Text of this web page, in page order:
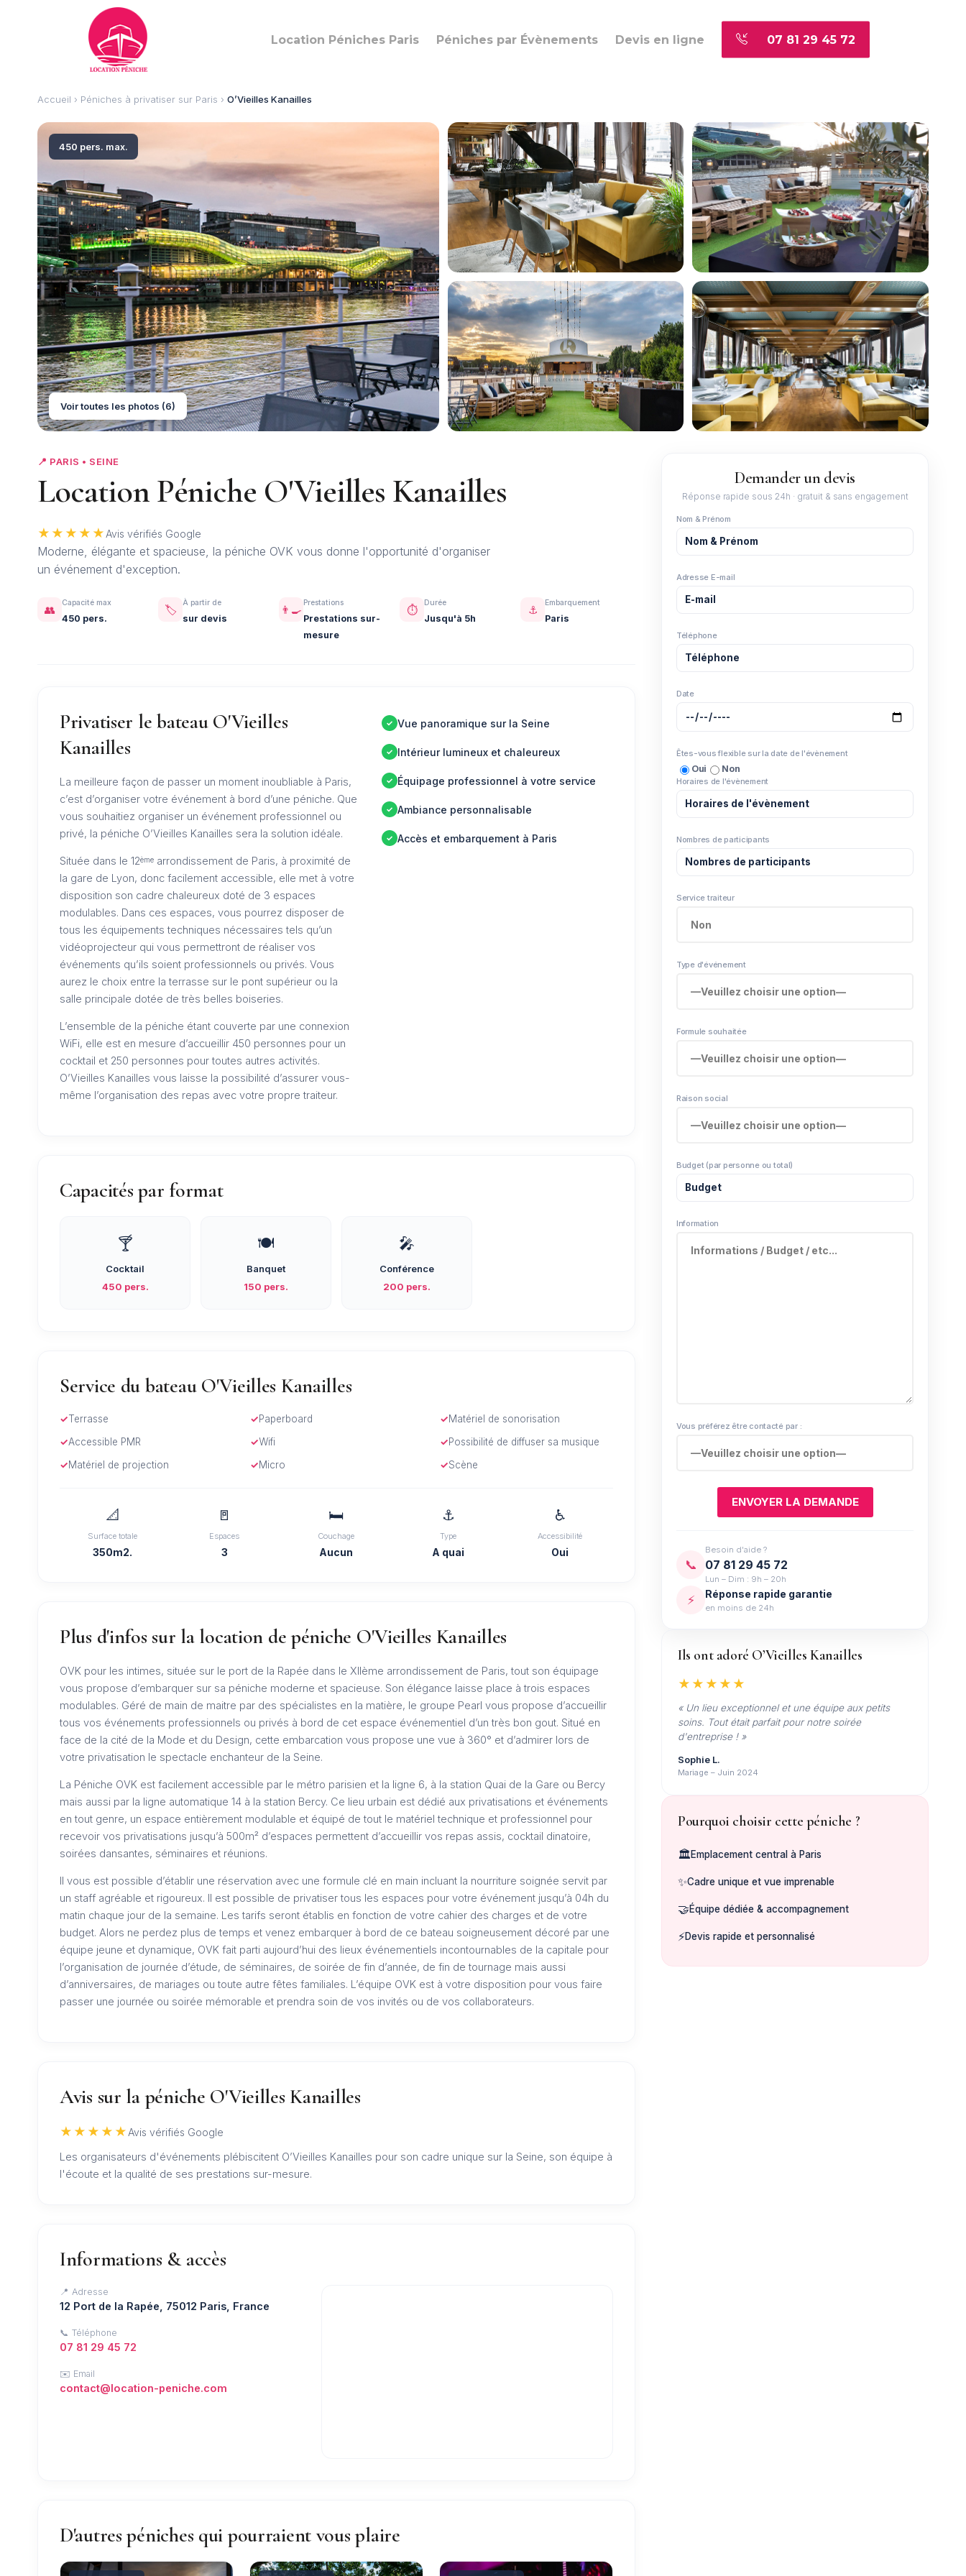
Location Péniches Paris Péniches par Évènements Devis en ligne 07 81 29 45 72
Accueil › Péniches à privatiser sur Paris › O’Vieilles Kanailles
450 pers. max.
Voir toutes les photos (6)
📍 PARIS • SEINE
Location Péniche O'Vieilles Kanailles
★★★★★ Avis vérifiés Google
Moderne, élégante et spacieuse, la péniche OVK vous donne l'opportunité d'organiser
un événement d'exception.
👥 Capacité max
450 pers.
🏷️ À partir de
sur devis
👨‍🍳 Prestations
Prestations sur-
mesure
⏱️ Durée
Jusqu'à 5h
⚓ Embarquement
Paris
Privatiser le bateau O'Vieilles
Kanailles
La meilleure façon de passer un moment inoubliable à Paris,
c’est d’organiser votre événement à bord d’une péniche. Que
vous souhaitiez organiser un événement professionnel ou
privé, la péniche O’Vieilles Kanailles sera la solution idéale.
Située dans le 12ème arrondissement de Paris, à proximité de
la gare de Lyon, donc facilement accessible, elle met à votre
disposition son cadre chaleureux doté de 3 espaces
modulables. Dans ces espaces, vous pourrez disposer de
tous les équipements techniques nécessaires tels qu’un
vidéoprojecteur qui vous permettront de réaliser vos
événements qu’ils soient professionnels ou privés. Vous
aurez le choix entre la terrasse sur le pont supérieur ou la
salle principale dotée de très belles boiseries.
L’ensemble de la péniche étant couverte par une connexion
WiFi, elle est en mesure d’accueillir 450 personnes pour un
cocktail et 250 personnes pour toutes autres activités.
O’Vieilles Kanailles vous laisse la possibilité d’assurer vous-
même l’organisation des repas avec votre propre traiteur.
Vue panoramique sur la Seine
Intérieur lumineux et chaleureux
Équipage professionnel à votre service
Ambiance personnalisable
Accès et embarquement à Paris
Capacités par format
🍸
Cocktail
450 pers.
🍽️
Banquet
150 pers.
🎤
Conférence
200 pers.
Service du bateau O'Vieilles Kanailles
Terrasse Paperboard
Matériel de sonorisation
Accessible PMR
Wifi
Possibilité de diffuser sa musique
Matériel de projection
Micro Scène
📐
Surface totale
350m2.
🚪
Espaces
3
🛏️
Couchage
Aucun
⚓
Type
A quai
♿
Accessibilité
Oui
Plus d'infos sur la location de péniche O'Vieilles Kanailles
OVK pour les intimes, située sur le port de la Rapée dans le XIIème arrondissement de Paris, tout son équipage
vous propose d’embarquer sur sa péniche moderne et spacieuse. Son élégance laisse place à trois espaces
modulables. Géré de main de maitre par des spécialistes en la matière, le groupe Pearl vous propose d’accueillir
tous vos événements professionnels ou privés à bord de cet espace événementiel d’un très bon gout. Situé en
face de la cité de la Mode et du Design, cette embarcation vous propose une vue à 360° et d’admirer lors de
votre privatisation le spectacle enchanteur de la Seine.
La Péniche OVK est facilement accessible par le métro parisien et la ligne 6, à la station Quai de la Gare ou Bercy
mais aussi par la ligne automatique 14 à la station Bercy. Ce lieu urbain est dédié aux privatisations et événements
en tout genre, un espace entièrement modulable et équipé de tout le matériel technique et professionnel pour
recevoir vos privatisations jusqu’à 500m² d’espaces permettent d’accueillir vos repas assis, cocktail dinatoire,
soirées dansantes, séminaires et réunions.
Il vous est possible d’établir une réservation avec une formule clé en main incluant la nourriture soignée servit par
un staff agréable et rigoureux. Il est possible de privatiser tous les espaces pour votre événement jusqu’à 04h du
matin chaque jour de la semaine. Les tarifs seront établis en fonction de votre cahier des charges et de votre
budget. Alors ne perdez plus de temps et venez embarquer à bord de ce bateau soigneusement décoré par une
équipe jeune et dynamique, OVK fait parti aujourd’hui des lieux événementiels incontournables de la capitale pour
l’organisation de journée d’étude, de séminaires, de soirée de fin d’année, de fin de tournage mais aussi
d’anniversaires, de mariages ou toute autre fêtes familiales. L’équipe OVK est à votre disposition pour vous faire
passer une journée ou soirée mémorable et prendra soin de vos invités ou de vos collaborateurs.
Avis sur la péniche O'Vieilles Kanailles
★★★★★ Avis vérifiés Google
Les organisateurs d'événements plébiscitent O’Vieilles Kanailles pour son cadre unique sur la Seine, son équipe à
l'écoute et la qualité de ses prestations sur-mesure.
Informations & accès
📍 Adresse
12 Port de la Rapée, 75012 Paris, France
📞 Téléphone
07 81 29 45 72
✉️ Email
contact@location-peniche.com
D'autres péniches qui pourraient vous plaire
Demander un devis
Réponse rapide sous 24h · gratuit & sans engagement
Nom & Prénom
Adresse E-mail
Téléphone
Date
Êtes-vous flexible sur la date de l'évènement
Oui Non
Horaires de l'évènement
Nombres de participants
Service traiteur
Type d'événement
Formule souhaitée
Raison social
Budget (par personne ou total)
Information
Vous préférez être contacté par :
📞
Besoin d'aide ?
07 81 29 45 72
Lun – Dim : 9h – 20h
⚡ Réponse rapide garantie
en moins de 24h
Ils ont adoré O’Vieilles Kanailles
★★★★★
« Un lieu exceptionnel et une équipe aux petits
soins. Tout était parfait pour notre soirée
d'entreprise ! »
Sophie L.
Mariage – Juin 2024
Pourquoi choisir cette péniche ?
🏛️Emplacement central à Paris
✨Cadre unique et vue imprenable
🤝Équipe dédiée & accompagnement
⚡Devis rapide et personnalisé